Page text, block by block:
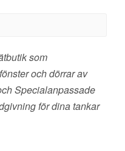
som
och dörrar av
Specialanpassade
för dina tankar